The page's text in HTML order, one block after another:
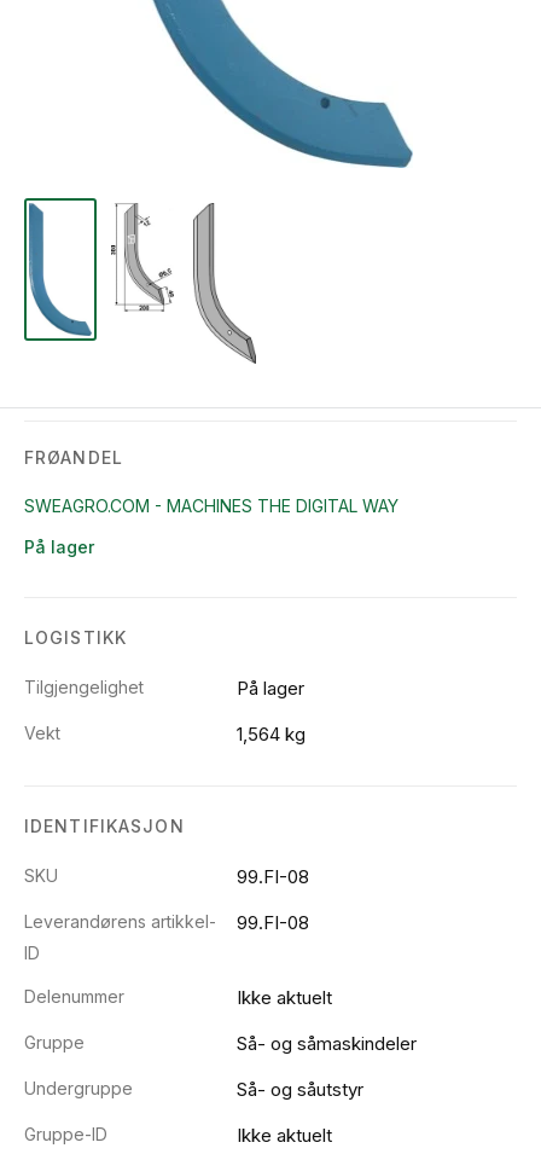
FRØANDEL
SWEAGRO.COM - MACHINES THE DIGITAL WAY
På lager
LOGISTIKK
Tilgjengelighet På lager
Vekt 1,564 kg
IDENTIFIKASJON
SKU 99.FI-08
Leverandørens artikkel-
ID
99.FI-08
Delenummer Ikke aktuelt
Gruppe Så- og såmaskindeler
Undergruppe Så- og såutstyr
Gruppe-ID Ikke aktuelt